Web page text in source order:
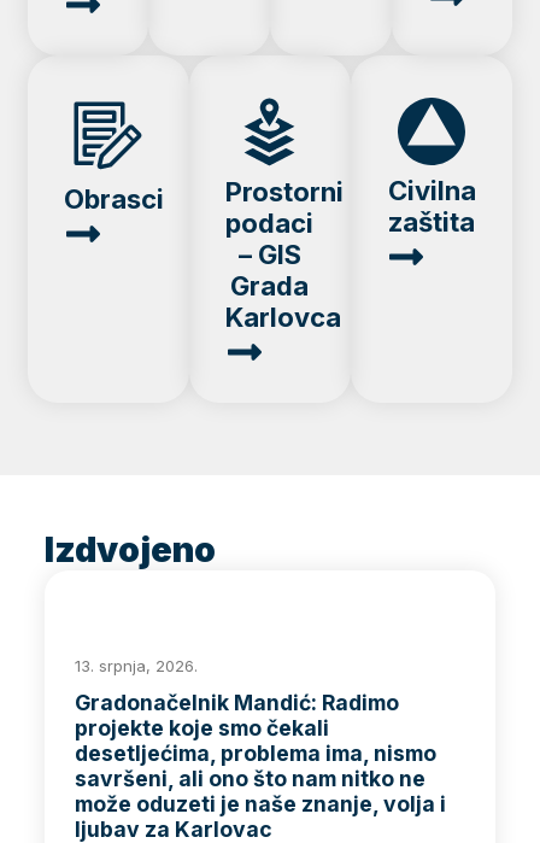
Obrasci
Prostorni
podaci
– GIS
Grada
Karlovca
Civilna
zaštita
Izdvojeno
13. srpnja, 2026.
Gradonačelnik Mandić: Radimo
projekte koje smo čekali
desetljećima, problema ima, nismo
savršeni, ali ono što nam nitko ne
može oduzeti je naše znanje, volja i
ljubav za Karlovac